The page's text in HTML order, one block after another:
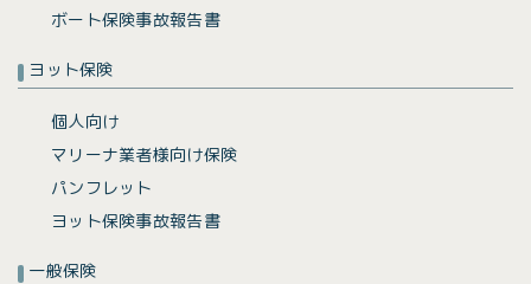
ボート保険事故報告書
ヨット保険
個人向け
マリーナ業者様向け保険
パンフレット
ヨット保険事故報告書
一般保険